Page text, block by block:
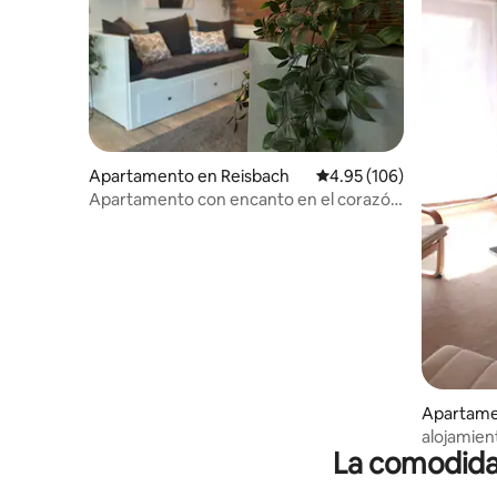
Apartamento en Reisbach Calificación promedio:
4.95 (106)
Apartamento con encanto en el corazón
bach
La